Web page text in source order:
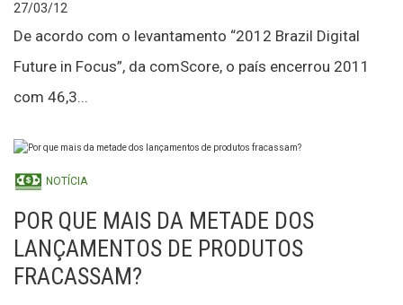
27/03/12
De acordo com o levantamento “2012 Brazil Digital
Future in Focus”, da comScore, o país encerrou 2011
com 46,3...
NOTÍCIA
POR QUE MAIS DA METADE DOS
LANÇAMENTOS DE PRODUTOS
FRACASSAM?